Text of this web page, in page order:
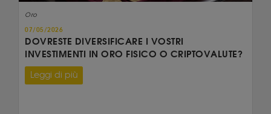
Oro
07/05/2026
DOVRESTE DIVERSIFICARE I VOSTRI
INVESTIMENTI IN ORO FISICO O CRIPTOVALUTE?
Leggi di più